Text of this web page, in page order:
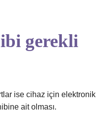
gerekli
ise cihaz için elektronik
ait olması.